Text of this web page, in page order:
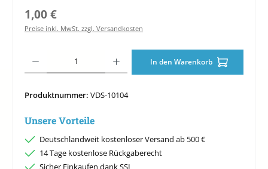
Regulärer Preis:
1,00 €
Preise inkl. MwSt. zzgl. Versandkosten
In den Warenkorb
Produktnummer: VDS-10104
Unsere Vorteile
Deutschlandweit kostenloser Versand ab 500 €
14 Tage kostenlose Rückgaberecht
Sicher Einkaufen dank SSL